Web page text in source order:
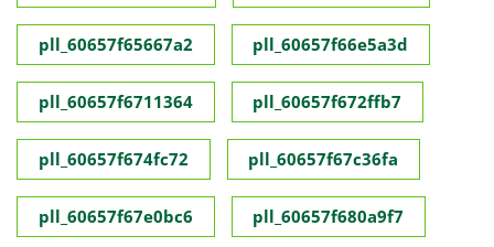
pll_60657f65667a2 pll_60657f66e5a3d
pll_60657f6711364 pll_60657f672ffb7
pll_60657f674fc72 pll_60657f67c36fa
pll_60657f67e0bc6 pll_60657f680a9f7